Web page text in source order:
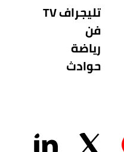
تليجراف TV
فن
رياضة
حوادث